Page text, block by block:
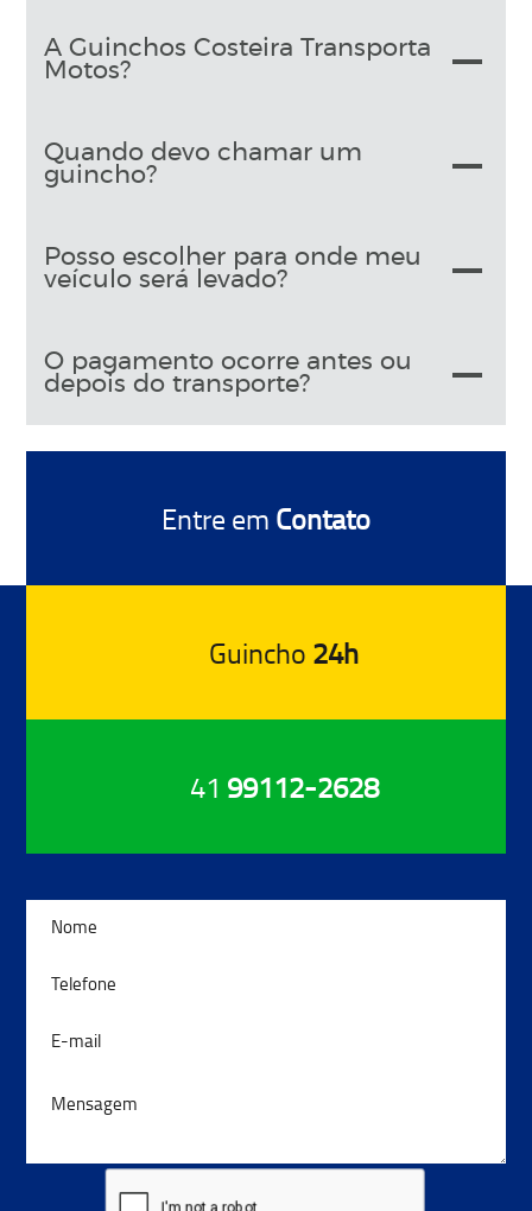
A Guinchos Costeira Transporta
Motos?
Quando devo chamar um
guincho?
Posso escolher para onde meu
veículo será levado?
O pagamento ocorre antes ou
depois do transporte?
Guincho 24h
Entre em Contato
41 99112-2628